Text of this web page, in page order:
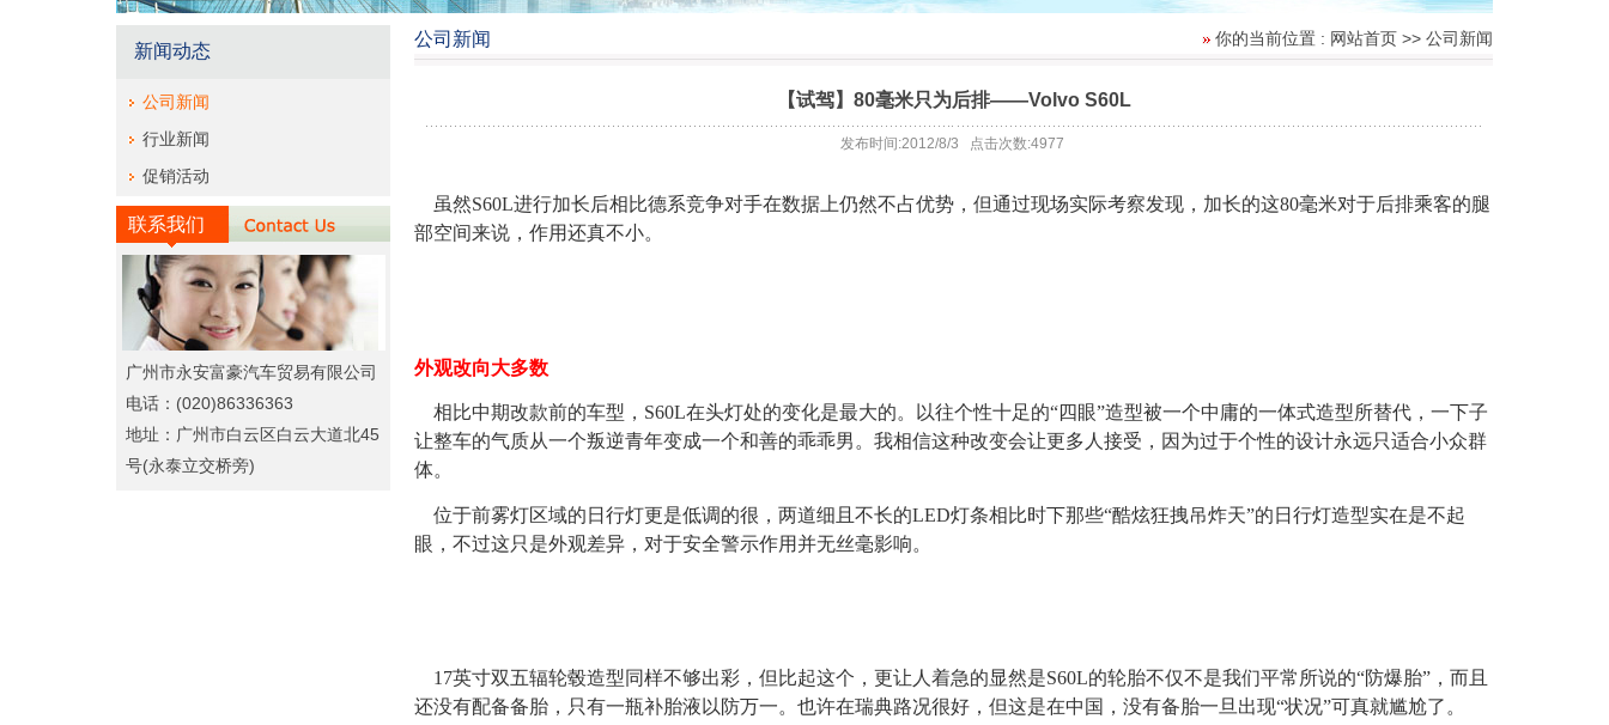
新闻动态
公司新闻
行业新闻
促销活动
联系我们
广州市永安富豪汽车贸易有限公司
电话：(020)86336363
地址：广州市白云区白云大道北45
号(永泰立交桥旁)
公司新闻 你的当前位置 : 网站首页 >> 公司新闻
【试驾】80毫米只为后排——Volvo S60L
发布时间:2012/8/3 点击次数:4977
虽然S60L进行加长后相比德系竞争对手在数据上仍然不占优势，但通过现场实际考察发现，加长的这80毫米对于后排乘客的腿
部空间来说，作用还真不小。
外观改向大多数
相比中期改款前的车型，S60L在头灯处的变化是最大的。以往个性十足的“四眼”造型被一个中庸的一体式造型所替代，一下子
让整车的气质从一个叛逆青年变成一个和善的乖乖男。我相信这种改变会让更多人接受，因为过于个性的设计永远只适合小众群
体。
位于前雾灯区域的日行灯更是低调的很，两道细且不长的LED灯条相比时下那些“酷炫狂拽吊炸天”的日行灯造型实在是不起
眼，不过这只是外观差异，对于安全警示作用并无丝毫影响。
17英寸双五辐轮毂造型同样不够出彩，但比起这个，更让人着急的显然是S60L的轮胎不仅不是我们平常所说的“防爆胎”，而且
还没有配备备胎，只有一瓶补胎液以防万一。也许在瑞典路况很好，但这是在中国，没有备胎一旦出现“状况”可真就尴尬了。